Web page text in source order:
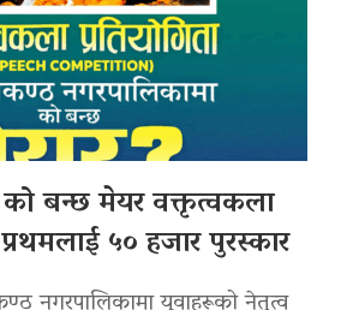
बन्छ मेयर वक्तृत्वकला
५० हजार पुरस्कार